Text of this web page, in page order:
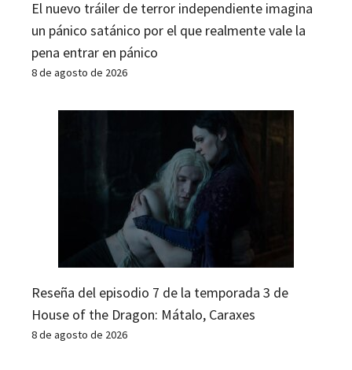
El nuevo tráiler de terror independiente imagina
un pánico satánico por el que realmente vale la
pena entrar en pánico
8 de agosto de 2026
Reseña del episodio 7 de la temporada 3 de
House of the Dragon: Mátalo, Caraxes
8 de agosto de 2026